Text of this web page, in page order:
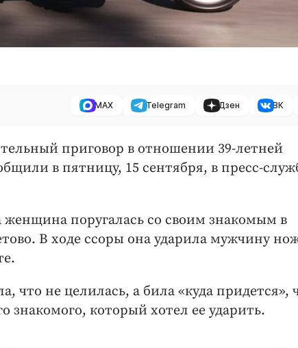
MAX Telegram Дзен ВК
приговор в отношении 39-летней
в пятницу, 15 сентября, в пресс-
женщина поругалась со своим знакомым в
В ходе ссоры она ударила мужчину
что не целилась, а била «куда придется»,
знакомого, который хотел ее ударить.